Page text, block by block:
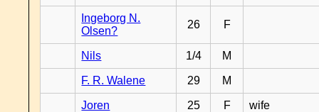
Ingeborg N.
Olsen?
26 F
Nils 1/4 M
F. R. Walene 29 M
Joren 25 F wife